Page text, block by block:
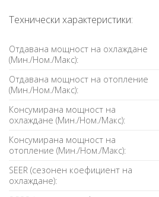
Технически характеристики:
Отдавана мощност на охлаждане
(Мин./Ном./Макс):
Отдавана мощност на отопление
(Мин./Ном./Макс):
Консумирана мощност на
охлаждане (Мин./Ном./Макс):
Консумирана мощност на
отопление (Мин./Ном./Макс):
SEER (сезонен коефициент на
охлаждане):